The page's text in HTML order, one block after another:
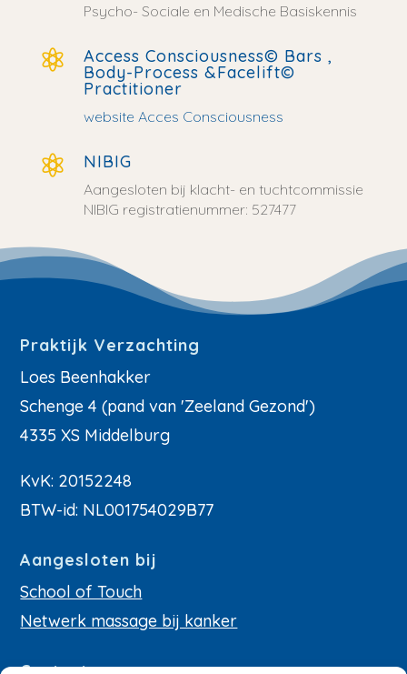
Psycho- Sociale en Medische Basiskennis
 Access Consciousness© Bars ,
Body-Process &Facelift©
Practitioner
website Acces Consciousness
 NIBIG
Aangesloten bij klacht- en tuchtcommissie
NIBIG registratienummer: 527477
Praktijk Verzachting
Loes Beenhakker
Schenge 4 (pand van 'Zeeland Gezond')
4335 XS Middelburg
KvK: 20152248
BTW-id: NL001754029B77
Aangesloten bij
School of Touch
Netwerk massage bij kanker